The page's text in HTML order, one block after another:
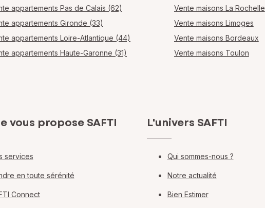
appartements Pas de Calais (62)
appartements Gironde (33)
appartements Loire-Atlantique (44)
appartements Haute-Garonne (31)
Vente maisons La Rochelle
Vente maisons Limoges
Vente maisons Bordeaux
Vente maisons Toulon
vous propose SAFTI
services
en toute sérénité
Connect
L'univers SAFTI
Qui sommes-nous ?
Notre actualité
Bien Estimer